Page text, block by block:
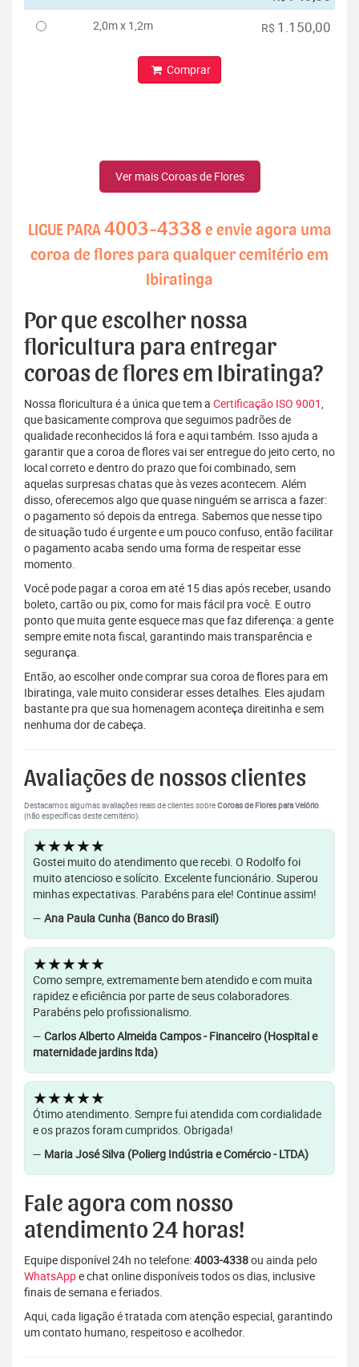
2,0m x 1,2m R$ 1.150,00
Comprar
Ver mais Coroas de Flores
LIGUE PARA4003-4338 e envie agora uma
coroa de flores para qualquer cemitério em
Ibiratinga
Por que escolher nossa
floricultura para entregar
coroas de flores em Ibiratinga?
Nossa floricultura é a única que tem a Certificação ISO 9001,
que basicamente comprova que seguimos padrões de
qualidade reconhecidos lá fora e aqui também. Isso ajuda a
garantir que a coroa de flores vai ser entregue do jeito certo, no
local correto e dentro do prazo que foi combinado, sem
aquelas surpresas chatas que às vezes acontecem. Além
disso, oferecemos algo que quase ninguém se arrisca a fazer:
o pagamento só depois da entrega. Sabemos que nesse tipo
de situação tudo é urgente e um pouco confuso, então facilitar
o pagamento acaba sendo uma forma de respeitar esse
momento.
Você pode pagar a coroa em até 15 dias após receber, usando
boleto, cartão ou pix, como for mais fácil pra você. E outro
ponto que muita gente esquece mas que faz diferença: a gente
sempre emite nota fiscal, garantindo mais transparência e
segurança.
Então, ao escolher onde comprar sua coroa de flores para em
Ibiratinga, vale muito considerar esses detalhes. Eles ajudam
bastante pra que sua homenagem aconteça direitinha e sem
nenhuma dor de cabeça.
Avaliações de nossos clientes
Destacamos algumas avaliações reais de clientes sobreCoroas de Flores para Velório.
(não específicas deste cemitério).
★★★★★
Gostei muito do atendimento que recebi. O Rodolfo foi
muito atencioso e solícito. Excelente funcionário. Superou
minhas expectativas. Parabéns para ele! Continue assim!
— Ana Paula Cunha (Banco do Brasil)
★★★★★
Como sempre, extremamente bem atendido e com muita
rapidez e eficiência por parte de seus colaboradores.
Parabéns pelo profissionalismo.
— Carlos Alberto Almeida Campos - Financeiro (Hospital e
maternidade jardins ltda)
★★★★★
Ótimo atendimento. Sempre fui atendida com cordialidade
e os prazos foram cumpridos. Obrigada!
— Maria José Silva (Polierg Indústria e Comércio - LTDA)
Fale agora com nosso
atendimento 24 horas!
Equipe disponível 24h no telefone:4003-4338ou ainda pelo
WhatsAppe chat online disponíveis todos os dias, inclusive
finais de semana e feriados.
Aqui, cada ligação é tratada com atenção especial, garantindo
um contato humano, respeitoso e acolhedor.